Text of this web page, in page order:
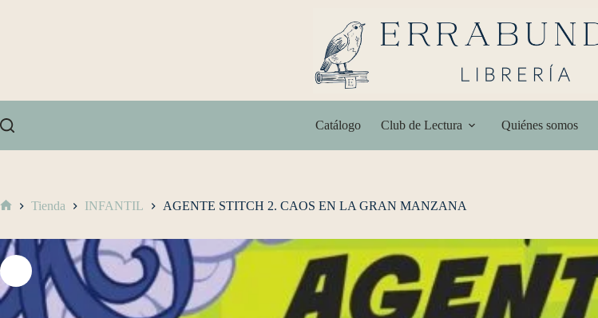
Catálogo Club de Lectura Quiénes somos
Tienda INFANTIL AGENTE STITCH 2. CAOS EN LA GRAN MANZANA